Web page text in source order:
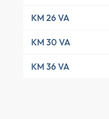
KM 26 VA
KM 30 VA
KM 36 VA